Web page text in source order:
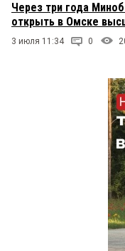
Через три года
открыть в Омске
3 июля 11:34 0